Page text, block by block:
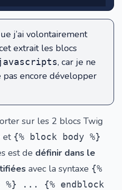
j’ai volontairement
extrait les blocs
, car je ne
pas encore développer
sur les 2 blocs Twig
et {% block body %}
est de définir dans le
avec la syntaxe {%
%} ... {% endblock